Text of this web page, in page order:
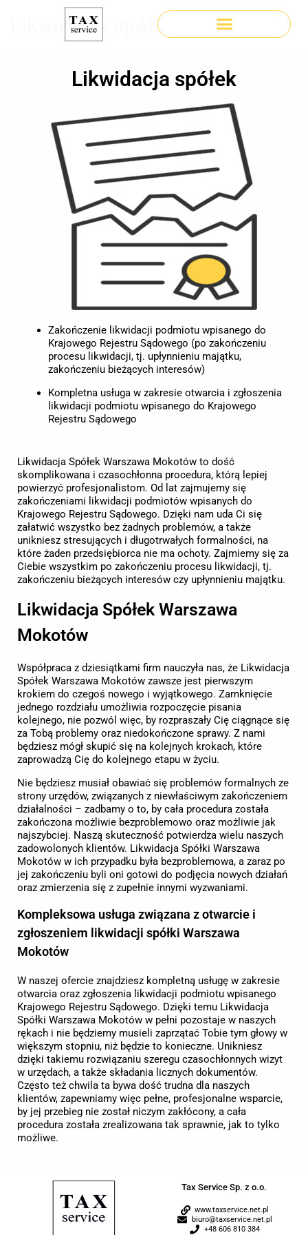
Likwidacja spółek
Likwidacja spółek
Zakończenie likwidacji podmiotu wpisanego do
Krajowego Rejestru Sądowego (po zakończeniu
procesu likwidacji, tj. upłynnieniu majątku,
zakończeniu bieżących interesów)
Kompletna usługa w zakresie otwarcia i zgłoszenia
likwidacji podmiotu wpisanego do Krajowego
Rejestru Sądowego
Likwidacja Spółek Warszawa Mokotów to dość
skomplikowana i czasochłonna procedura, którą lepiej
powierzyć profesjonalistom. Od lat zajmujemy się
zakończeniami likwidacji podmiotów wpisanych do
Krajowego Rejestru Sądowego. Dzięki nam uda Ci się
załatwić wszystko bez żadnych problemów, a także
unikniesz stresujących i długotrwałych formalności, na
które żaden przedsiębiorca nie ma ochoty. Zajmiemy się za
Ciebie wszystkim po zakończeniu procesu likwidacji, tj.
zakończeniu bieżących interesów czy upłynnieniu majątku.
Likwidacja Spółek Warszawa
Mokotów
Współpraca z dziesiątkami firm nauczyła nas, że Likwidacja
Spółek Warszawa Mokotów zawsze jest pierwszym
krokiem do czegoś nowego i wyjątkowego. Zamknięcie
jednego rozdziału umożliwia rozpoczęcie pisania
kolejnego, nie pozwól więc, by rozpraszały Cię ciągnące się
za Tobą problemy oraz niedokończone sprawy. Z nami
będziesz mógł skupić się na kolejnych krokach, które
zaprowadzą Cię do kolejnego etapu w życiu.
Nie będziesz musiał obawiać się problemów formalnych ze
strony urzędów, związanych z niewłaściwym zakończeniem
działalności – zadbamy o to, by cała procedura została
zakończona możliwie bezproblemowo oraz możliwie jak
najszybciej. Naszą skuteczność potwierdza wielu naszych
zadowolonych klientów. Likwidacja Spółki Warszawa
Mokotów w ich przypadku była bezproblemowa, a zaraz po
jej zakończeniu byli oni gotowi do podjęcia nowych działań
oraz zmierzenia się z zupełnie innymi wyzwaniami.
Kompleksowa usługa związana z otwarcie i
zgłoszeniem likwidacji spółki Warszawa
Mokotów
W naszej ofercie znajdziesz kompletną usługę w zakresie
otwarcia oraz zgłoszenia likwidacji podmiotu wpisanego
Krajowego Rejestru Sądowego. Dzięki temu Likwidacja
Spółki Warszawa Mokotów w pełni pozostaje w naszych
rękach i nie będziemy musieli zaprzątać Tobie tym głowy w
większym stopniu, niż będzie to konieczne. Unikniesz
dzięki takiemu rozwiązaniu szeregu czasochłonnych wizyt
w urzędach, a także składania licznych dokumentów.
Często też chwila ta bywa dość trudna dla naszych
klientów, zapewniamy więc pełne, profesjonalne wsparcie,
by jej przebieg nie został niczym zakłócony, a cała
procedura została zrealizowana tak sprawnie, jak to tylko
możliwe.
Tax Service Sp. z o.o.
www.taxservice.net.pl
biuro@taxservice.net.pl
+48 606 810 384